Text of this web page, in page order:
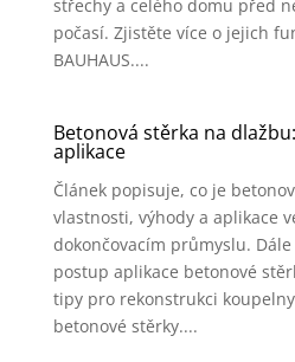
střechy a celého domu před
počasí. Zjistěte více o jejich
BAUHAUS....
Betonová stěrka na
aplikace
Článek popisuje, co je
vlastnosti, výhody a aplikace
dokončovacím průmyslu.
postup aplikace betonové
tipy pro rekonstrukci
betonové stěrky....